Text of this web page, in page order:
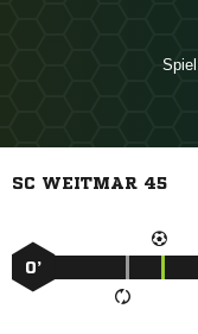
SC WEITMAR 45
0’